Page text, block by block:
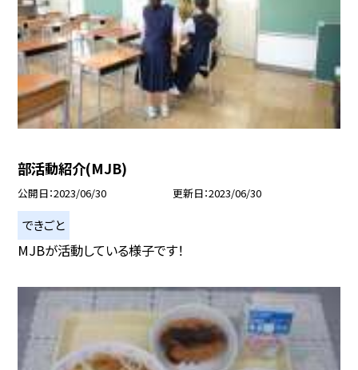
部活動紹介(MJB)
公開日 2023/06/30 更新日 2023/06/30
できごと
MJBが活動している様子です！